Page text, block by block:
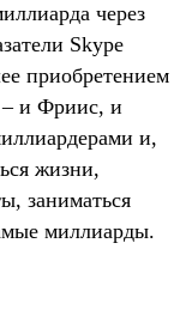
через
Skype
приобретением
– и Фриис, и
и,
жизни,
заниматься
миллиарды.